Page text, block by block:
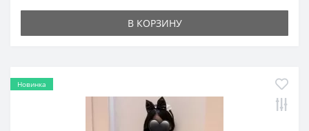
В КОРЗИНУ
Новинка